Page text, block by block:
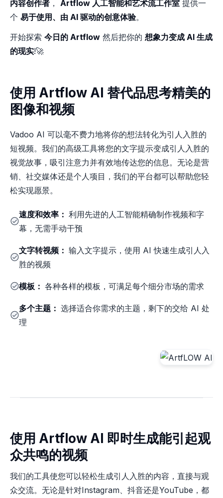
内容创作者 ， Artflow 人工智能和艺术流工作室 提供一
个 易于使用、由 AI 驱动的创意体验。
开始探索 今日的 Artflow 然后把你的 想象力变成 AI 生成
的现实!🚀
使用 Artflow AI 替代品思考精美的
图像和视频
Vadoo AI 可以毫不费力地将你的想法转化为引人入胜的
短视频。我们的高级工具将您的文字提示变成引人入胜的
视觉故事，吸引注意力并有效地传达您的信息。无论是营
销、社交媒体还是个人项目，我们的平台都可以帮助您轻
松实现愿景。
速度和效率： 利用先进的人工智能精确制作视频和字
幕，无需手动干预
文字转视频： 输入文字提示，使用 AI 快速生成引人入
胜的视频
模板： 各种各样的模板，可满足每个细分市场的需求
多个主题： 选择适合你需求的主题，剩下的交给 AI 处
理
使用 Artflow AI 即时生成能引起观
众共鸣的视频
我们的工具使您可以轻松生成引人入胜的内容，直接与观
众交流。无论是针对Instagram、抖音还是YouTube，都